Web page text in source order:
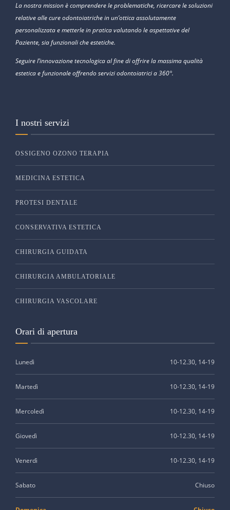
La nostra mission è comprendere le problematiche, ricercare le soluzioni
relative alle cure odontoiatriche in un’ottica assolutamente
personalizzata e metterle in pratica valutando le aspettative del
Paziente, sia funzionali che estetiche.
Seguire l’innovazione tecnologica al fine di offrire la massima qualità
estetica e funzionale offrendo servizi odontoiatrici a 360°.
I nostri servizi
OSSIGENO OZONO TERAPIA
MEDICINA ESTETICA
PROTESI DENTALE
CONSERVATIVA ESTETICA
CHIRURGIA GUIDATA
CHIRURGIA AMBULATORIALE
CHIRURGIA VASCOLARE
Orari di apertura
Lunedì 10-12.30, 14-19
Martedì 10-12.30, 14-19
Mercoledì 10-12.30, 14-19
Giovedì 10-12.30, 14-19
Venerdì 10-12.30, 14-19
Sabato Chiuso